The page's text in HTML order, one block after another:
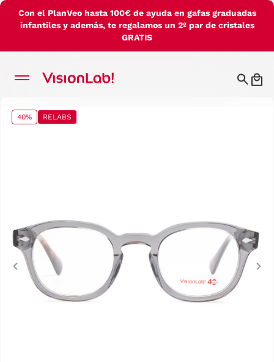
Con el PlanVeo hasta 100€ de ayuda en gafas graduadas
infantiles y además, te regalamos un 2º par de cristales
GRATIS
40% RELABS
Previous